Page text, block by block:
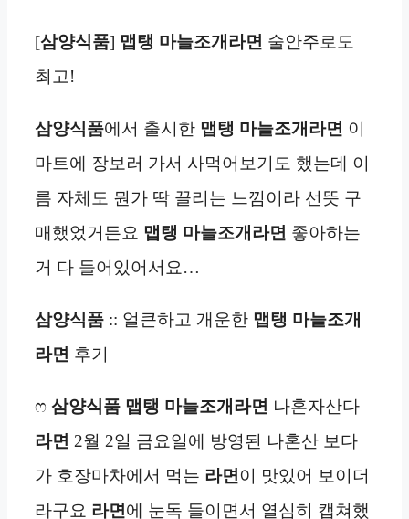
[삼양식품] 맵탱 마늘조개라면 술안주로도
최고!
삼양식품에서 출시한 맵탱 마늘조개라면 이
마트에 장보러 가서 사먹어보기도 했는데 이
름 자체도 뭔가 딱 끌리는 느낌이라 선뜻 구
매했었거든요 맵탱 마늘조개라면 좋아하는
거 다 들어있어서요…
삼양식품 :: 얼큰하고 개운한 맵탱 마늘조개
라면 후기
ෆ 삼양식품 맵탱 마늘조개라면 나혼자산다
라면 2월 2일 금요일에 방영된 나혼산 보다
가 호장마차에서 먹는 라면이 맛있어 보이더
라구요 라면에 눈독 들이면서 열심히 캡쳐했